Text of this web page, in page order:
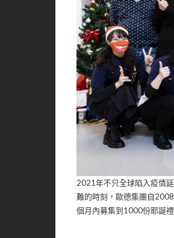
2021年不只全球陷入疫情
難的時刻，歐德集團自
個月內募集到1000份耶誕